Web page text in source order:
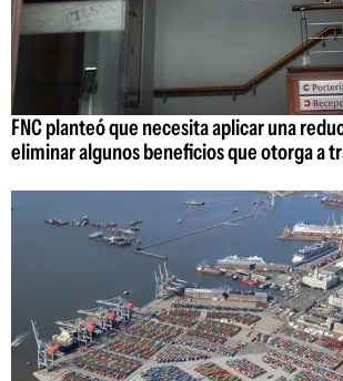
FNC planteó que necesita aplicar una
eliminar algunos beneficios que otorga a